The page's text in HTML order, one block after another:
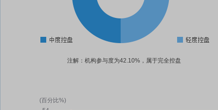
注解：机构参与度为42.10%，属于完全控盘